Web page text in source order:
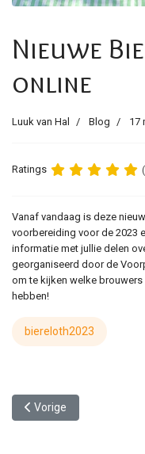
Nieuwe
online
Luuk van Hal Blog 17
Ratings
Vanaf vandaag is deze
voorbereiding voor de 2023
informatie met jullie delen
georganiseerd door de
om te kijken welke
hebben!
biereloth2023
Vorig artikel: De eerste
Vorige